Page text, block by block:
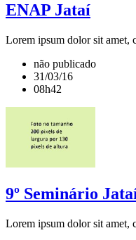
ENAP Jataí
Lorem ipsum dolor sit amet,
não publicado
31/03/16
08h42
9º Seminário
Lorem ipsum dolor sit amet,